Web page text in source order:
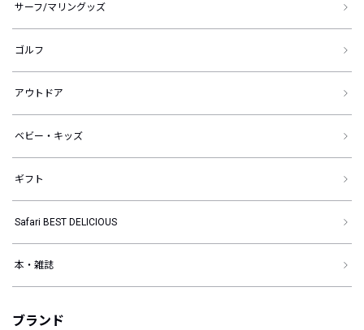
サーフ/マリングッズ
ゴルフ
アウトドア
ベビー・キッズ
ギフト
Safari BEST DELICIOUS
本・雑誌
ブランド